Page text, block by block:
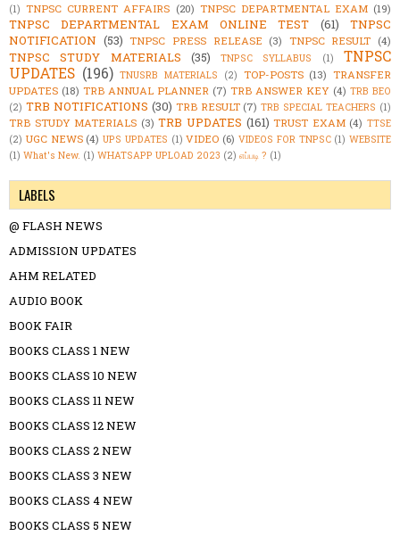
(1) TNPSC CURRENT AFFAIRS (20) TNPSC DEPARTMENTAL EXAM (19)
TNPSC DEPARTMENTAL EXAM ONLINE TEST (61)
TNPSC
NOTIFICATION (53) TNPSC PRESS RELEASE (3) TNPSC RESULT (4)
TNPSC STUDY MATERIALS (35) TNPSC SYLLABUS (1)
TNPSC
UPDATES (196) TNUSRB MATERIALS (2) TOP-POSTS (13) TRANSFER
UPDATES (18) TRB ANNUAL PLANNER (7) TRB ANSWER KEY (4) TRB BEO
(2) TRB NOTIFICATIONS (30) TRB RESULT (7) TRB SPECIAL TEACHERS (1)
TRB STUDY MATERIALS (3) TRB UPDATES (161) TRUST EXAM (4) TTSE
(2) UGC NEWS (4) UPS UPDATES (1) VIDEO (6) VIDEOS FOR TNPSC (1) WEBSITE
(1) What's New. (1) WHATSAPP UPLOAD 2023 (2) எப்படி ? (1)
LABELS
@ FLASH NEWS
ADMISSION UPDATES
AHM RELATED
AUDIO BOOK
BOOK FAIR
BOOKS CLASS 1 NEW
BOOKS CLASS 10 NEW
BOOKS CLASS 11 NEW
BOOKS CLASS 12 NEW
BOOKS CLASS 2 NEW
BOOKS CLASS 3 NEW
BOOKS CLASS 4 NEW
BOOKS CLASS 5 NEW